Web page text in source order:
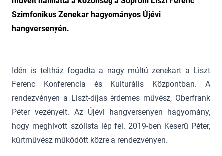
Szimfonikus Zenekar hagyományos Újévi
hangversenyén.
Idén is teltház fogadta a nagy múltú zenekart a Liszt
Ferenc Konferencia és Kulturális Központban. A
rendezvényen a Liszt-díjas érdemes művész, Oberfrank
Péter vezényelt. Az Újévi hangversenyen hagyomány,
hogy meghívott szólista lép fel. 2019-ben Keserű Péter,
kürtművész működött közre a rendezvényen.